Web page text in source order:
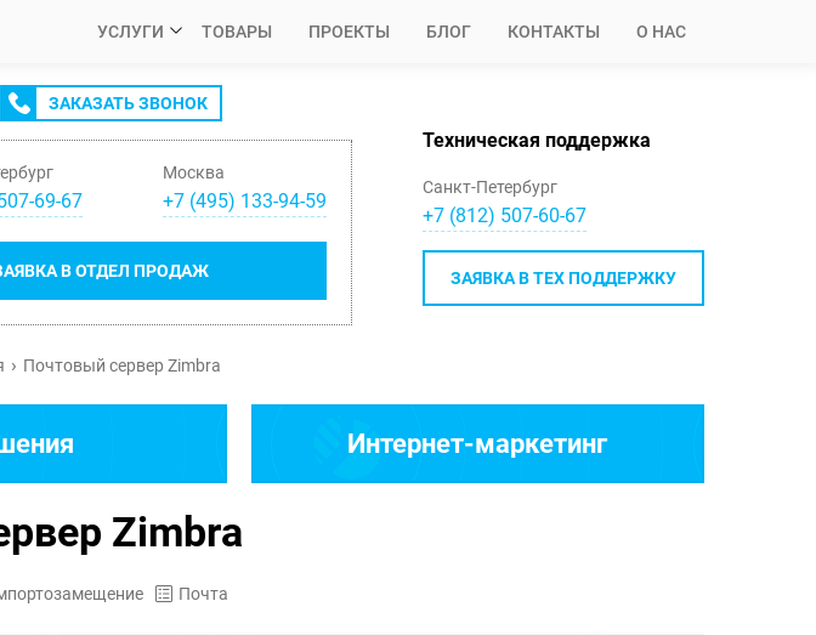
УСЛУГИ ТОВАРЫ ПРОЕКТЫ БЛОГ КОНТАКТЫ О НАС
ЗАКАЗАТЬ ЗВОНОК
69-67
Москва
+7 (495) 133-94-59
В ОТДЕЛ ПРОДАЖ
Техническая поддержка
Санкт-Петербург
+7 (812) 507-60-67
ЗАЯВКА В ТЕХ ПОДДЕРЖКУ
Почтовый сервер Zimbra
Интернет-маркетинг
Zimbra
Почта